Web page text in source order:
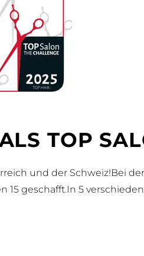
TOP
und der Schweiz!Bei
geschafft.In 5